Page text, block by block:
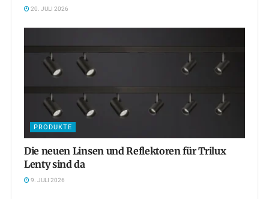
20. JULI 2026
PRODUKTE
Die neuen Linsen und Reflektoren für Trilux
Lenty sind da
9. JULI 2026